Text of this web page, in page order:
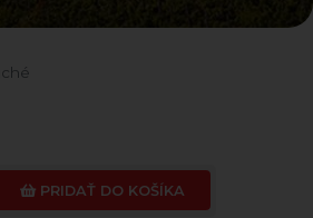
PRIDAŤ DO KOŠÍKA